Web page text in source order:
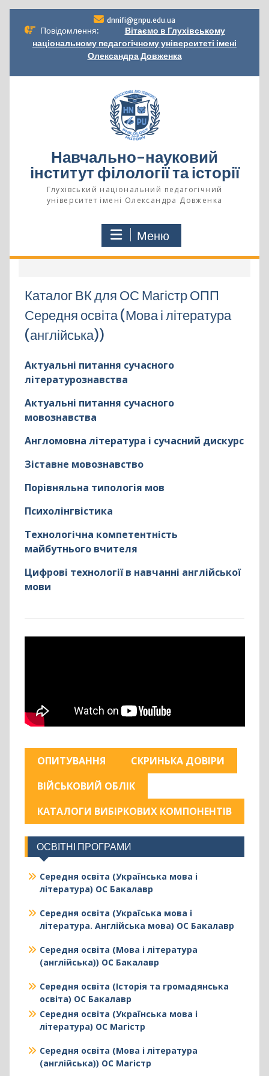
до
вмісту
dnnifi@gnpu.edu.ua
Повідомлення:
Вітаємо в Глухівському
національному педагогічному університеті імені
Олександра Довженка
Навчально-науковий
інститут філології та історії
Глухівський національний педагогічний
університет імені Олександра Довженка
Меню
Каталог ВК для ОС Магістр ОПП
Середня освіта (Мова і література
(англійська))
Актуальні питання сучасного
літературознавства
Актуальні питання сучасного
мовознавства
Англомовна література і сучасний дискурс
Зіставне мовознавство
Порівняльна типологія мов
Психолінгвістика
Технологічна компетентність
майбутнього вчителя
Цифрові технології в навчанні англійської
мови
ОПИТУВАННЯ
СКРИНЬКА ДОВІРИ
ВІЙСЬКОВИЙ ОБЛІК
КАТАЛОГИ ВИБІРКОВИХ КОМПОНЕНТІВ
ОСВІТНІ ПРОГРАМИ
Середня освіта (Українська мова і
література) ОС Бакалавр
Середня освіта (Україська мова і
література. Англійська мова) ОС Бакалавр
Середня освіта (Мова і література
(англійська)) ОС Бакалавр
Середня освіта (Історія та громадянська
освіта) ОС Бакалавр
Середня освіта (Українська мова і
література) ОС Магістр
Середня освіта (Мова і література
(англійська)) ОС Магістр